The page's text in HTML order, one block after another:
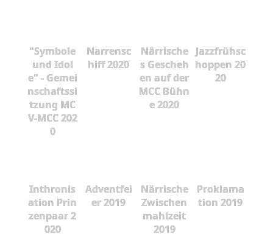
"Symbole
und Idol
e" - Gemei
nschaftssi
tzung MC
V-MCC 202
0
Narrensc
hiff 2020
Närrische
s Gescheh
en auf der
MCC Bühn
e 2020
Jazzfrühsc
hoppen 20
20
Inthronis
ation Prin
zenpaar 2
020
Adventfei
er 2019
Närrische
Zwischen
mahlzeit
2019
Proklama
tion 2019